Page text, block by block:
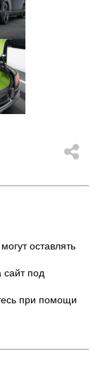
оставлять
сайт под
при помощи